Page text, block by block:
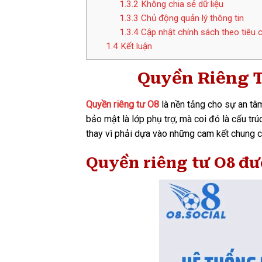
1.3.2 Không chia sẻ dữ liệu
1.3.3 Chủ động quản lý thông tin
1.3.4Cập nhật chính sách theo tiêu
1.4Kết luận
Quyền Riêng
Quyền riêng tư O8 là nền tảng cho sự an
bảo mật là lớp phụ trợ, mà coi đó là cấu
thay vì phải dựa vào những cam kết chung
Quyền riêng tư O8